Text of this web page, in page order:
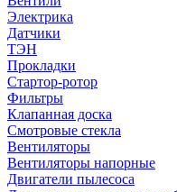
Электрика
Датчики
ТЭН
Прокладки
Стартор-ротор
Фильтры
Клапанная доска
Смотровые стекла
Вентиляторы
Вентиляторы напорные
Двигатели пылесоса